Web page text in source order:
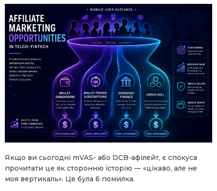
Якщо ви сьогодні mVAS- або DCB-афілейт, є спокуса
прочитати це як сторонню історію — «цікаво, але не
моя вертикаль». Це була б помилка.